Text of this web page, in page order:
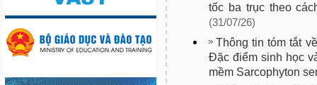
tốc ba trục theo
(31/07/26)
Thông tin tóm tắt
Đặc điểm sinh học
mềm Sarcophyton